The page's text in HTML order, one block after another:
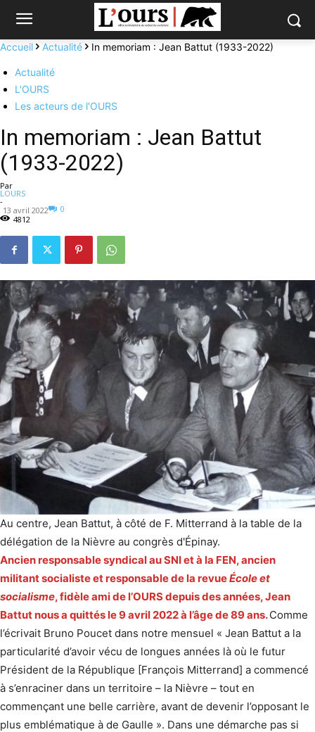
Accueil Actualité In memoriam : Jean Battut (1933-2022)
Actualité
L'OURS
Les acteurs de l'OURS
In memoriam : Jean Battut
(1933-2022)
Par
LOURS
-
13 avril 2022
0
4812
Au centre, Jean Battut, à côté de F. Mitterrand à la table de la
délégation de la Nièvre au congrès d'Épinay.
Ancien responsable syndical au SNI et à la FEN, ancien
militant socialiste et responsable de la revueÉcole et
socialisme, fidèle ami de l’OURS depuis des années, Jean
Battut nous a quittés le 9 avril 2022 à l’âge de 89 ans.Comme
l’écrivait Bruno Poucet dans notre mensuel « Jean Battut a la
particularité d’avoir vécu de longues années là où le futur
Président de la République [François Mitterrand] a commencé
à s’enraciner dans un territoire – la Nièvre – tout en
commençant une belle carrière, avant de devenir l’opposant le
plus emblématique à de Gaulle ». Dans une démarche pas si